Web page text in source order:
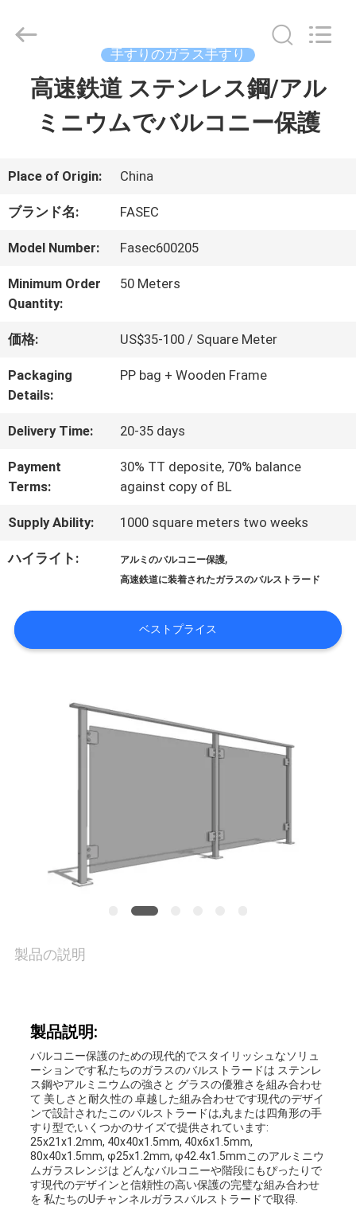
ロ
ダ
ク
ト
私
達
つ
い
て
工
旅
に
Hangzhou
手すりのガラス手すり
高速鉄道 ステンレス鋼/アル
ミニウムでバルコニー保護
Place of Origin: China
ブランド名: FASEC
Model Number: Fasec600205
Minimum Order
Quantity:
50 Meters
価格: US$35-100 / Square Meter
Packaging
Details:
PP bag + Wooden Frame
Delivery Time: 20-35 days
Payment
Terms:
30% TT deposite, 70% balance
against copy of BL
Supply Ability: 1000 square meters two weeks
ハイライト: アルミのバルコニー保護,
高速鉄道に装着されたガラスのバルストラード
ベストプライス
製品の説明
製品説明:
バルコニー保護のための現代的でスタイリッシュなソリュ
ーションです私たちのガラスのバルストラードは ステンレ
ス鋼やアルミニウムの強さと グラスの優雅さを組み合わせ
て 美しさと耐久性の 卓越した組み合わせです現代のデザイ
ンで設計されたこのバルストラードは,丸または四角形の手
すり型で,いくつかのサイズで提供されています:
25x21x1.2mm, 40x40x1.5mm, 40x6x1.5mm,
80x40x1.5mm, φ25x1.2mm, φ42.4x1.5mmこのアルミニウ
ムガラスレンジは どんなバルコニーや階段にもぴったりで
す現代のデザインと信頼性の高い保護の完璧な組み合わせ
を 私たちのUチャンネルガラスバルストラードで取得.